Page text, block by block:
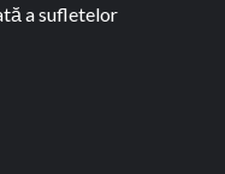
a sufletelor